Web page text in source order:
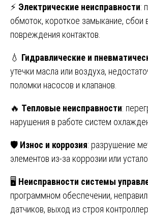
⚡ Электрические неисправности:
обмоток, короткое замыкание, сбои
повреждения контактов.
💧 Гидравлические и
утечки масла или воздуха,
поломки насосов и клапанов.
🔥 Тепловые неисправности:
нарушения в работе систем
🛡 Износ и коррозия: разрушение
элементов из-за коррозии или
🖥 Неисправности системы
программном обеспечении,
датчиков, выход из строя